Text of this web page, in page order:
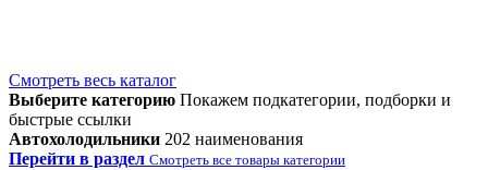
Смотреть весь каталог
Выберите категорию Покажем подкатегории, подборки и
быстрые ссылки
Автохолодильники 202 наименования
Перейти в раздел Смотреть все товары категории